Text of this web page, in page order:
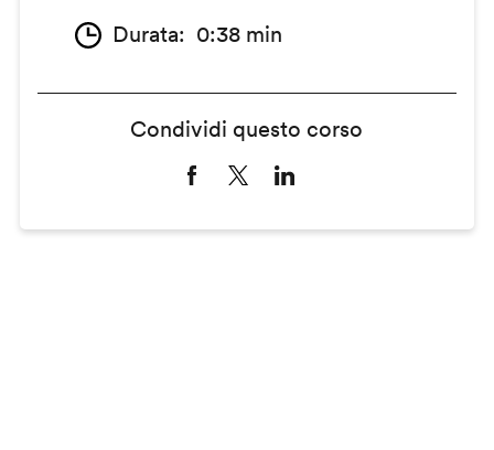
Durata 0:38 min
Condividi questo corso